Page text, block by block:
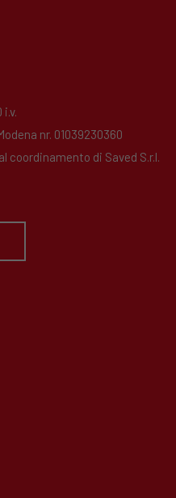
nr. 01039230360
coordinamento di Saved S.r.l.